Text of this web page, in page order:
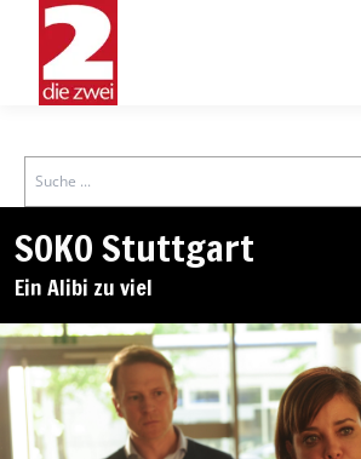
Search
SOKO Stuttgart
Ein Alibi zu viel